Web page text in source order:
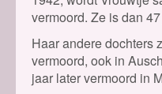
vermoord. Ze is dan
Haar andere dochters
vermoord, ook in
jaar later vermoord in